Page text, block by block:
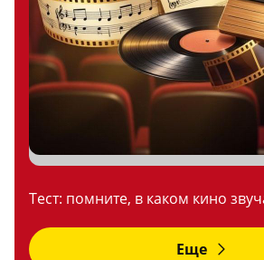
Тест: помните, в каком кино
Еще